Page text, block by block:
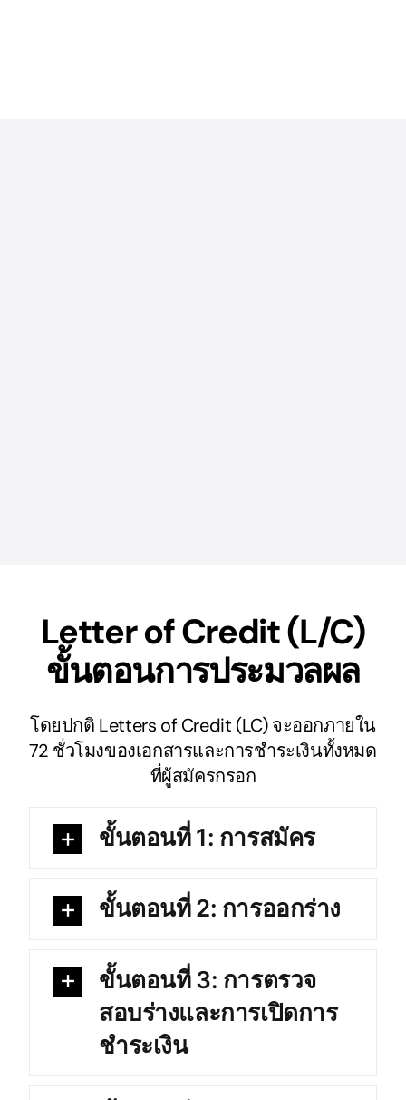
Letter of Credit (L/C)
ขั้นตอนการประมวลผล
โดยปกติ Letters of Credit (LC) จะออกภายใน
72 ชั่วโมงของเอกสารและการชำระเงินทั้งหมด
ที่ผู้สมัครกรอก
ขั้นตอนที่ 1: การสมัคร
ขั้นตอนที่ 2: การออกร่าง
ขั้นตอนที่ 3: การตรวจ
สอบร่างและการเปิดการ
ชำระเงิน